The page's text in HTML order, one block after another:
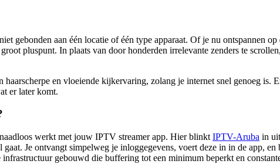
gebonden aan één locatie of één type apparaat. Of je nu ontspannen
pluspunt. In plaats van door honderden irrelevante zenders te
en vloeiende kijkervaring, zolang je internet snel genoeg
er later komt.
werkt met jouw IPTV streamer app. Hier blinkt IPTV-Aruba in
Je ontvangt simpelweg je inloggegevens, voert deze in in de app,
gebouwd die buffering tot een minimum beperkt en